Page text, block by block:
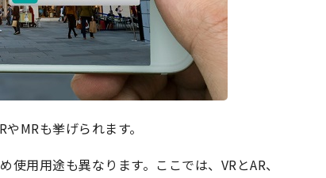
MRも挙げられます。
使用用途も異なります。ここでは、VRとAR、